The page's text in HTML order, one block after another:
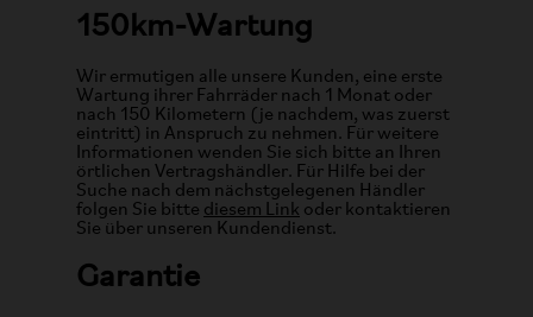
150km-Wartung
Wir ermutigen alle unsere Kunden, eine erste
Wartung ihrer Fahrräder nach 1 Monat oder
nach 150 Kilometern (je nachdem, was zuerst
eintritt) in Anspruch zu nehmen. Für weitere
Informationen wenden Sie sich bitte an Ihren
örtlichen Vertragshändler. Für Hilfe bei der
Suche nach dem nächstgelegenen Händler
folgen Sie bitte diesem Link oder kontaktieren
Sie über unseren Kundendienst.
Garantie